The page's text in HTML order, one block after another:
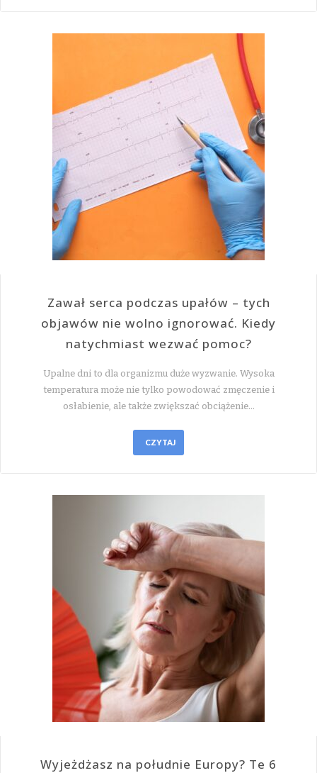
Zawał serca podczas upałów – tych
objawów nie wolno ignorować. Kiedy
natychmiast wezwać pomoc?
Upalne dni to dla organizmu duże wyzwanie. Wysoka
temperatura może nie tylko powodować zmęczenie i
osłabienie, ale także zwiększać obciążenie…
CZYTAJ
Wyjeżdżasz na południe Europy? Te 6